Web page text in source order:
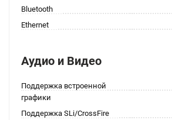
Bluetooth
Ethernet
Аудио и Видео
Поддержка встроенной
графики
Поддержка SLi/CrossFire